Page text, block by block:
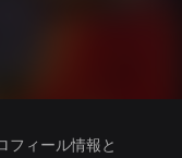
フィール情報と